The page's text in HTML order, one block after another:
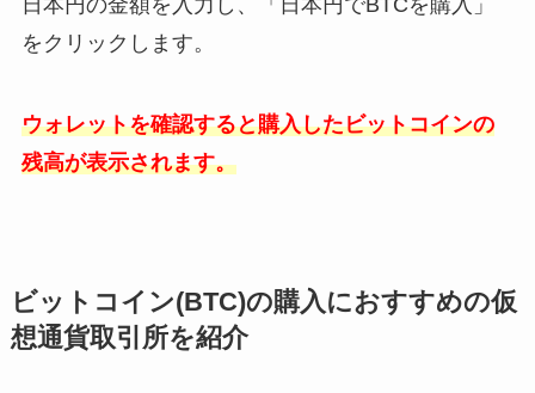
日本円の金額を入力し、「日本円でBTCを購入」
をクリックします。
ウォレットを確認すると購入したビットコインの
残高が表示されます。
ビットコイン(BTC)の購入におすすめの仮
想通貨取引所を紹介